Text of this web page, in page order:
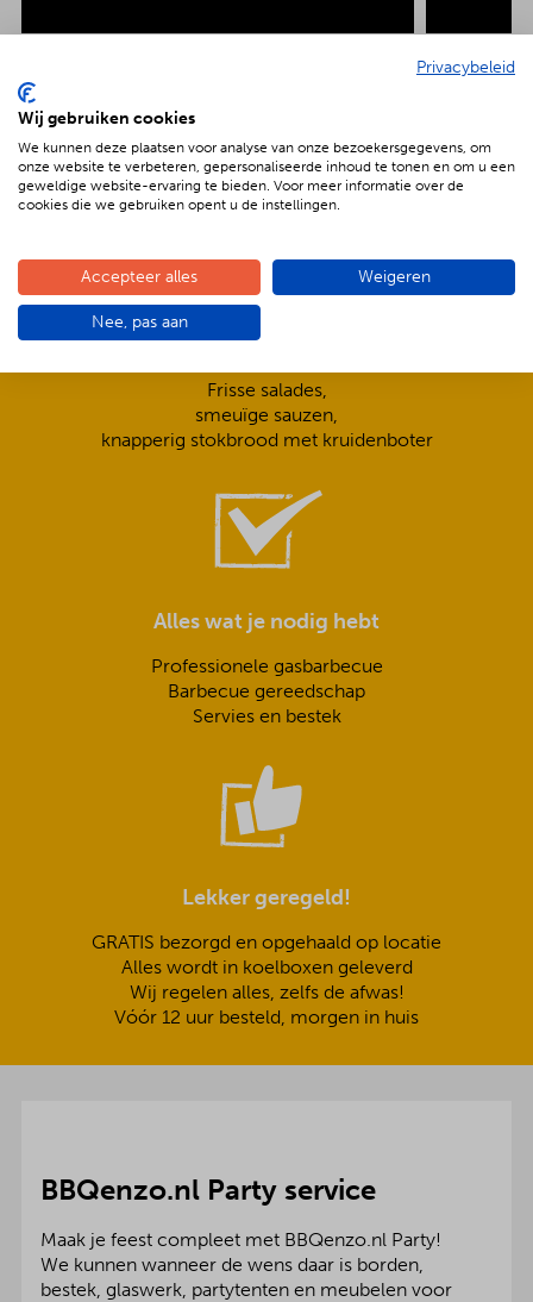
De voordelen van BBQenzo.nl
Compleet is ook écht compleet!
Frisse salades,
smeuïge sauzen,
knapperig stokbrood met kruidenboter
Alles wat je nodig hebt
Professionele gasbarbecue
Barbecue gereedschap
Servies en bestek
Lekker geregeld!
GRATIS bezorgd en opgehaald op locatie
Alles wordt in koelboxen geleverd
Wij regelen alles, zelfs de afwas!
Vóór 12 uur besteld, morgen in huis
BBQenzo.nl Party service
Maak je feest compleet met BBQenzo.nl Party!
We kunnen wanneer de wens daar is borden,
bestek, glaswerk, partytenten en meubelen voor
Privacybeleid
Wij gebruiken cookies
We kunnen deze plaatsen voor analyse van onze bezoekersgegevens, om
onze website te verbeteren, gepersonaliseerde inhoud te tonen en om u een
geweldige website-ervaring te bieden. Voor meer informatie over de
cookies die we gebruiken opent u de instellingen.
Accepteer alles Weigeren
Nee, pas aan